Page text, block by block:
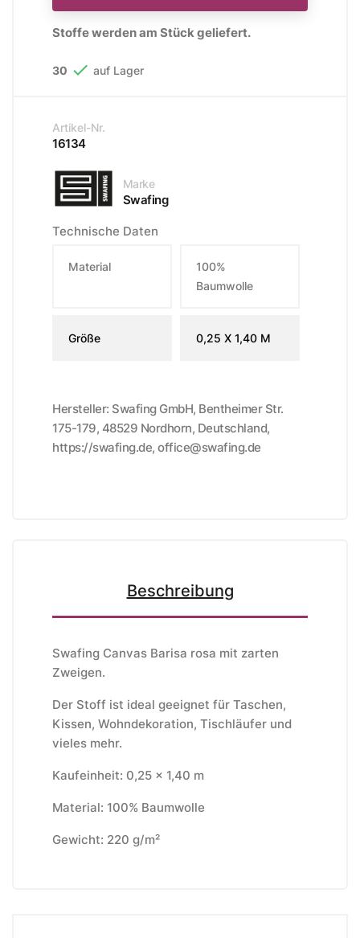
Stoffe werden am Stück geliefert.
30  auf Lager
Artikel-Nr.
16134
Marke
Swafing
Technische Daten
Material
100%
Baumwolle
Größe 0,25 X 1,40 M
Hersteller: Swafing GmbH, Bentheimer Str.
175-179, 48529 Nordhorn, Deutschland,
https://swafing.de, office@swafing.de
Beschreibung
Swafing Canvas Barisa rosa mit zarten
Zweigen.
Der Stoff ist ideal geeignet für Taschen,
Kissen, Wohndekoration, Tischläufer und
vieles mehr.
Kaufeinheit: 0,25 x 1,40 m
Material: 100% Baumwolle
Gewicht: 220 g/m²